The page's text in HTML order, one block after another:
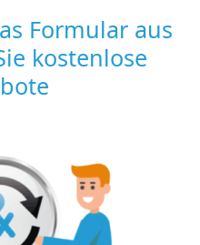
Formular aus
kostenlose